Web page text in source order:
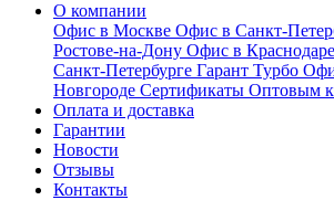
О компании
Офис в Москве Офис в Санкт-
Ростове-на-Дону Офис в Краснодаре
Санкт-Петербурге Гарант Турбо
Новгороде Сертификаты Оптовым
Оплата и доставка
Гарантии
Новости
Отзывы
Контакты